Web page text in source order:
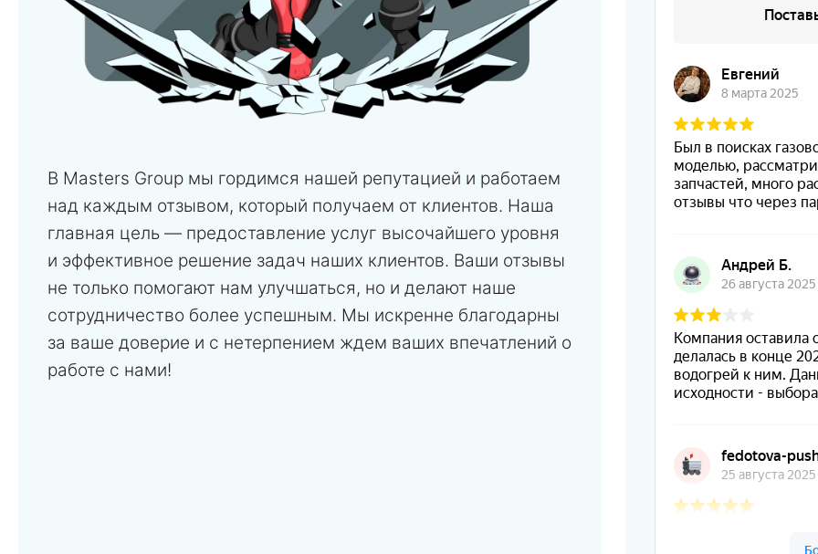
В Masters Group мы гордимся нашей репутацией и работаем
над каждым отзывом, который получаем от клиентов. Наша
главная цель — предоставление услуг высочайшего уровня
и эффективное решение задач наших клиентов. Ваши отзывы
не только помогают нам улучшаться, но и делают наше
сотрудничество более успешным. Мы искренне благодарны
за ваше доверие и с нетерпением ждем ваших впечатлений о
работе с нами!